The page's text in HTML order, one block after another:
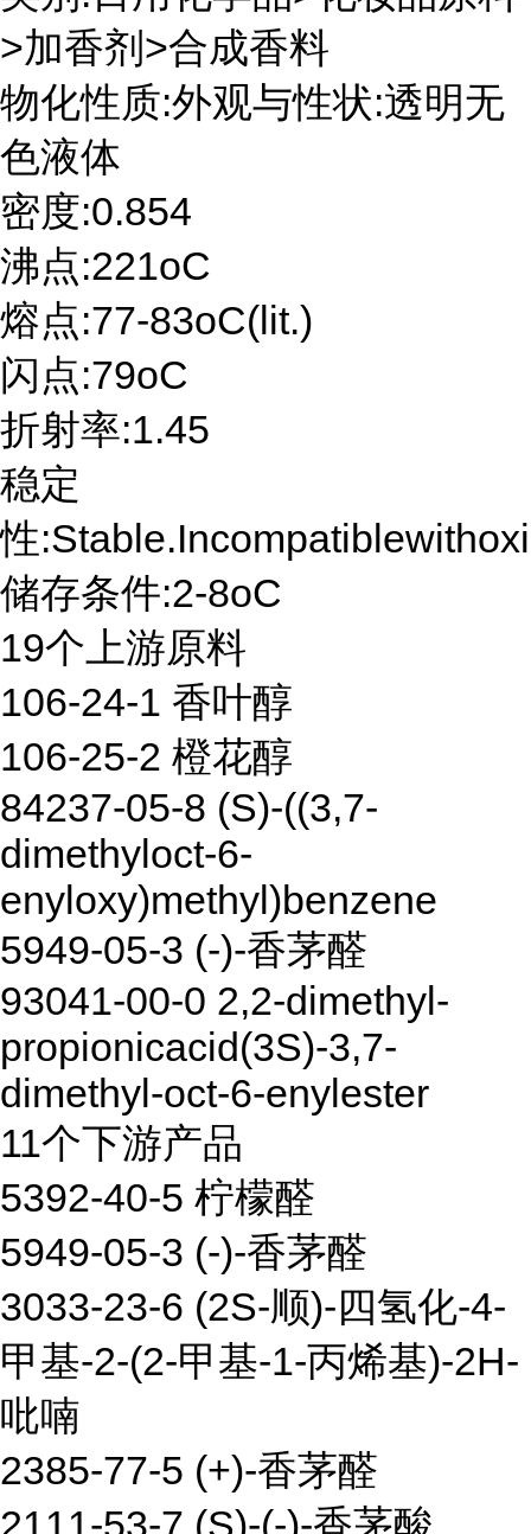
>加香剂>合成香料
物化性质:外观与性状:透明无
色液体
密度:0.854
沸点:221oC
熔点:77-83oC(lit.)
闪点:79oC
折射率:1.45
稳定
性
储存条件:2-8oC
19个上游原料
106-24-1 香叶醇
106-25-2 橙花醇
84237-05-8 (S)-((3,7-
dimethyloct-6-
enyloxy)methyl)benzene
5949-05-3 (-)-香茅醛
93041-00-0 2,2-dimethyl-
propionicacid(3S)-3,7-
dimethyl-oct-6-enylester
11个下游产品
5392-40-5 柠檬醛
5949-05-3 (-)-香茅醛
3033-23-6 (2S-顺)-四氢化-4-
甲基-2-(2-甲基-1-丙烯基)-2H-
吡喃
2385-77-5 (+)-香茅醛
2111-53-7 (S)-(-)-香茅酸